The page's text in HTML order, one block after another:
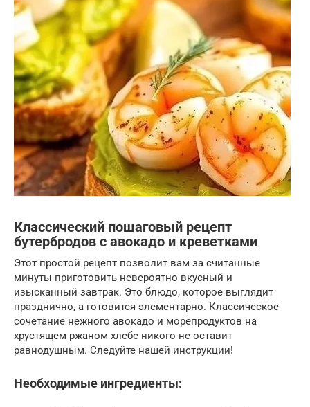
Классический пошаговый рецепт
бутербродов с авокадо и креветками
Этот простой рецепт позволит вам за считанные
минуты приготовить невероятно вкусный и
изысканный завтрак. Это блюдо, которое выглядит
празднично, а готовится элементарно. Классическое
сочетание нежного авокадо и морепродуктов на
хрустящем ржаном хлебе никого не оставит
равнодушным. Следуйте нашей инструкции!
Необходимые ингредиенты: